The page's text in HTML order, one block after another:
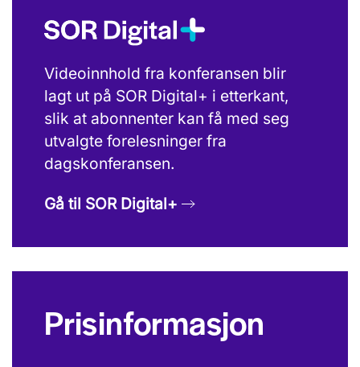
Videoinnhold fra konferansen blir
lagt ut på SOR Digital+ i etterkant,
slik at abonnenter kan få med seg
utvalgte forelesninger fra
dagskonferansen.
Gå til SOR Digital+
Prisinformasjon